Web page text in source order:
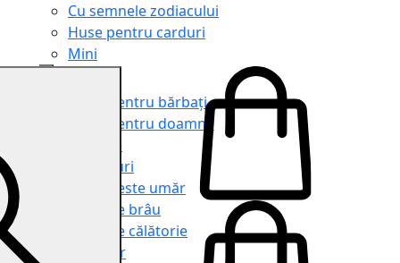
Cu semnele zodiacului
Huse pentru carduri
Mini
Genți pentru bărbați
Genți pentru doamne
Serviete
Rucsacuri
Genți peste umăr
Genți de brâu
Genți de călătorie
Shopper